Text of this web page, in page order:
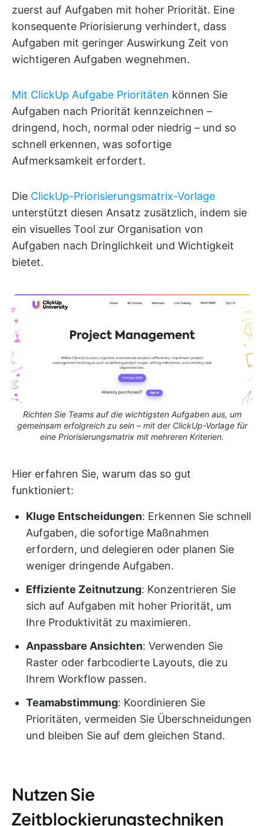
zuerst auf Aufgaben mit hoher Priorität. Eine
konsequente Priorisierung verhindert, dass
Aufgaben mit geringer Auswirkung Zeit von
wichtigeren Aufgaben wegnehmen.
Mit ClickUp Aufgabe Prioritäten können Sie
Aufgaben nach Priorität kennzeichnen –
dringend, hoch, normal oder niedrig – und so
schnell erkennen, was sofortige
Aufmerksamkeit erfordert.
Die ClickUp-Priorisierungsmatrix-Vorlage
unterstützt diesen Ansatz zusätzlich, indem sie
ein visuelles Tool zur Organisation von
Aufgaben nach Dringlichkeit und Wichtigkeit
bietet.
Richten Sie Teams auf die wichtigsten Aufgaben aus, um
gemeinsam erfolgreich zu sein – mit der ClickUp-Vorlage für
eine Priorisierungsmatrix mit mehreren Kriterien.
Hier erfahren Sie, warum das so gut
funktioniert:
Kluge Entscheidungen: Erkennen Sie schnell
Aufgaben, die sofortige Maßnahmen
erfordern, und delegieren oder planen Sie
weniger dringende Aufgaben.
Effiziente Zeitnutzung: Konzentrieren Sie
sich auf Aufgaben mit hoher Priorität, um
Ihre Produktivität zu maximieren.
Anpassbare Ansichten: Verwenden Sie
Raster oder farbcodierte Layouts, die zu
Ihrem Workflow passen.
Teamabstimmung: Koordinieren Sie
Prioritäten, vermeiden Sie Überschneidungen
und bleiben Sie auf dem gleichen Stand.
Nutzen Sie
Zeitblockierungstechniken